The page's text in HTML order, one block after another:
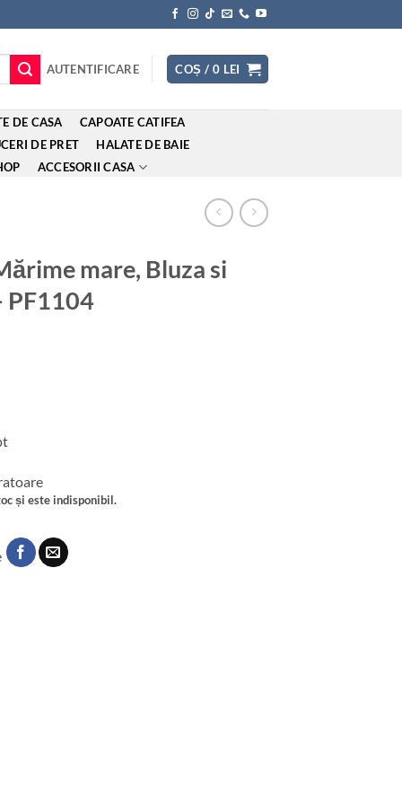
AUTENTIFICARE COȘ / 0 LEI
DE CASA
CAPOATE CATIFEA
DE PRET
HALATE DE BAIE
ACCESORII CASA
mare, Bluza si
PF1104
și este indisponibil.